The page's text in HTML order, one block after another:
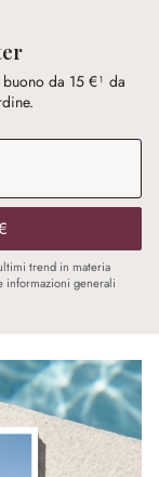
da 15 €¹ da
trend in materia
informazioni generali